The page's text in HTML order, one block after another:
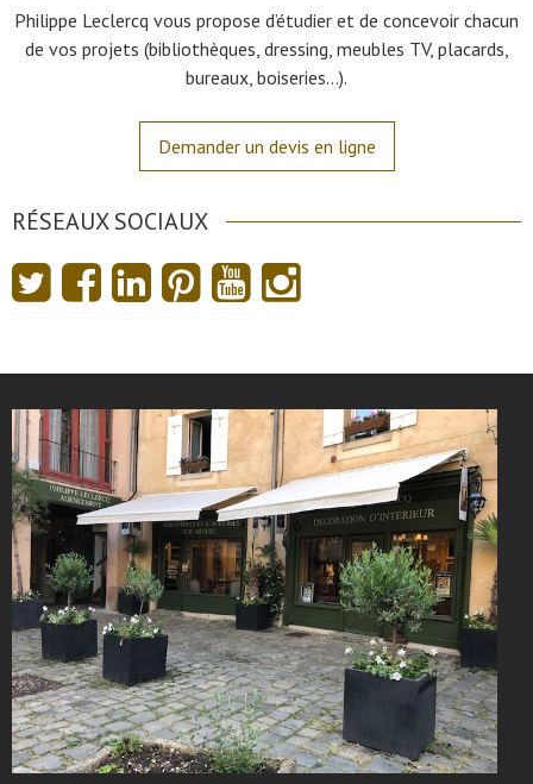
Philippe Leclercq vous propose d’étudier et de concevoir chacun
de vos projets (bibliothèques, dressing, meubles TV, placards,
bureaux, boiseries…).
Demander un devis en ligne
RÉSEAUX SOCIAUX